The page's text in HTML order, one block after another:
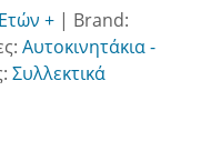
+ | Brand:
Αυτοκινητάκια -
Συλλεκτικά